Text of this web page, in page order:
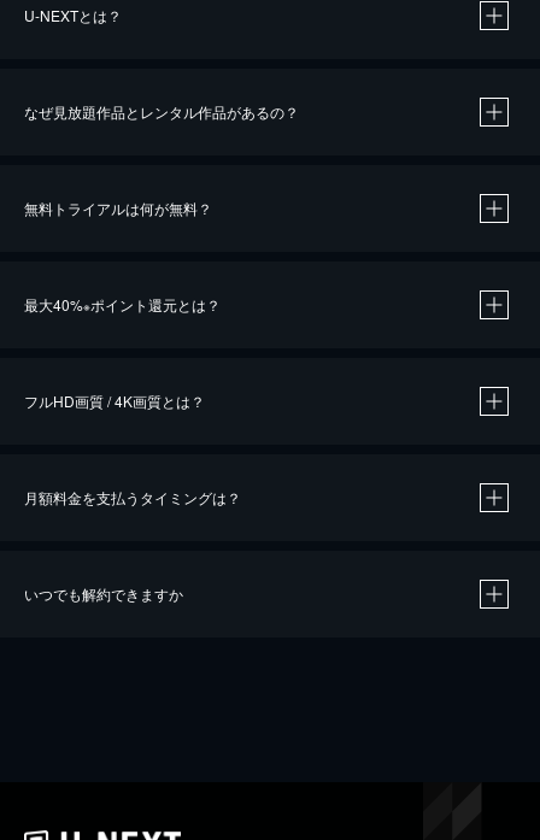
U-NEXTとは？
なぜ見放題作品とレンタル作品があるの？
無料トライアルは何が無料？
最大40%※ポイント還元とは？
※40％ポイント還元の対象は、クレジットカード決済による作品の購入 / レンタルです。
iOSアプリのUコイン決済による作品の購入 / レンタルは、20％のポイント還元です。
フルHD画質 / 4K画質とは？
月額料金を支払うタイミングは？
いつでも解約できますか